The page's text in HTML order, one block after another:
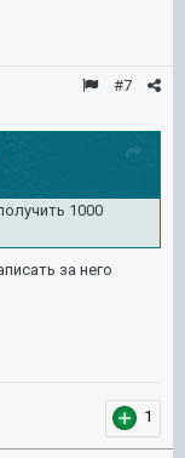
#7
1000
за него
1